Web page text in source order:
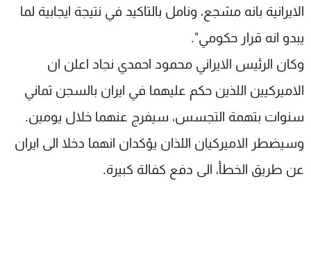
الايرانية بانه مشجع، ونامل بالتاكيد في نتيجة ايجابية لما
يبدو انه قرار حكومي".
وكان الرئيس الايراني محمود احمدي نجاد اعلن ان
الاميركيين اللذين حكم عليهما في ايران بالسجن ثماني
سنوات بتهمة التجسس، سيفرج عنهما خلال يومين.
وسيضطر الاميركيان اللذان يؤكدان انهما دخلا الى ايران
عن طريق الخطأ، الى دفع كفالة كبيرة.